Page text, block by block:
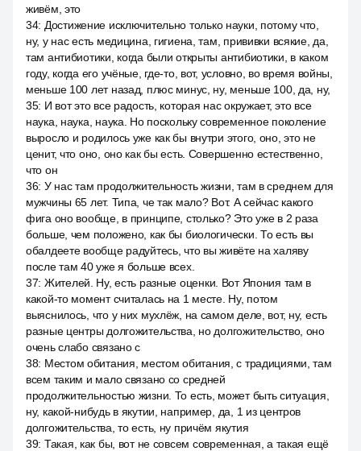
живём, это
34: Достижение исключительно только науки, потому что,
ну, у нас есть медицина, гигиена, там, прививки всякие, да,
там антибиотики, когда были открыты антибиотики, в каком
году, когда его учёные, где-то, вот, условно, во время войны,
меньше 100 лет назад, плюс минус, ну, меньше 100, да, ну,
35: И вот это все радость, которая нас окружает, это все
наука, наука, наука. Но поскольку современное поколение
выросло и родилось уже как бы внутри этого, оно, это не
ценит, что оно, оно как бы есть. Совершенно естественно,
что он
36: У нас там продолжительность жизни, там в среднем для
мужчины 65 лет. Типа, че так мало? Вот. А сейчас какого
фига оно вообще, в принципе, столько? Это уже в 2 раза
больше, чем положено, как бы биологически. То есть вы
обалдеете вообще радуйтесь, что вы живёте на халяву
после там 40 уже я больше всех.
37: Жителей. Ну, есть разные оценки. Вот Япония там в
какой-то момент считалась на 1 месте. Ну, потом
выяснилось, что у них мухлёж, на самом деле, вот, ну, есть
разные центры долгожительства, но долгожительство, оно
очень слабо связано с
38: Местом обитания, местом обитания, с традициями, там
всем таким и мало связано со средней
продолжительностью жизни. То есть, может быть ситуация,
ну, какой-нибудь в якутии, например, да, 1 из центров
долгожительства, то есть, ну причём якутия
39: Такая, как бы, вот не совсем современная, а такая ещё